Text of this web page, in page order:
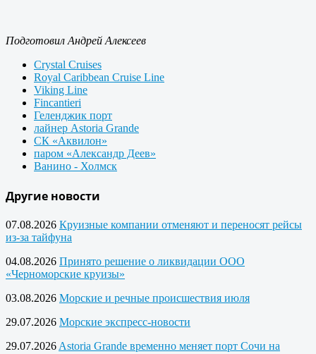
Подготовил Андрей Алексеев
Crystal Cruises
Royal Caribbean Cruise Line
Viking Line
Fincantieri
Геленджик порт
лайнер Astoria Grande
СК «Аквилон»
паром «Александр Деев»
Ванино - Холмск
Другие новости
07.08.2026 Круизные компании отменяют и переносят рейсы
из-за тайфуна
04.08.2026 Принято решение о ликвидации ООО
«Черноморские круизы»
03.08.2026 Морские и речные происшествия июля
29.07.2026 Морские экспресс-новости
29.07.2026 Astoria Grande временно меняет порт Сочи на